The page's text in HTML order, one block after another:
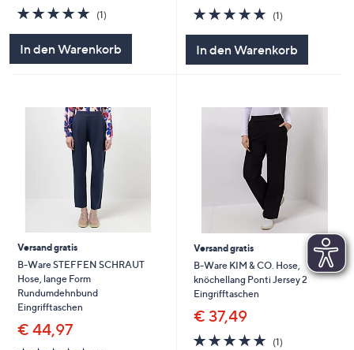
5.0
von
5
(1)
In den Warenkorb
5.0
von
5
(1)
In den Warenkorb
Versand gratis
B-Ware STEFFEN SCHRAUT
Hose, lange Form
Rundumdehnbund
Eingrifftaschen
€ 44,97
Versand gratis
B-Ware KIM & CO. Hose,
knöchellang Ponti Jersey 2
Eingrifftaschen
€ 37,49
5.0
(1)